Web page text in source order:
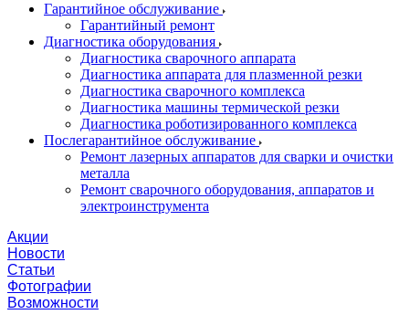
Гарантийное обслуживание
Гарантийный ремонт
Диагностика оборудования
Диагностика сварочного аппарата
Диагностика аппарата для плазменной резки
Диагностика сварочного комплекса
Диагностика машины термической резки
Диагностика роботизированного комплекса
Послегарантийное обслуживание
Ремонт лазерных аппаратов для сварки и очистки
металла
Ремонт сварочного оборудования, аппаратов и
электроинструмента
Акции
Новости
Статьи
Фотографии
Возможности